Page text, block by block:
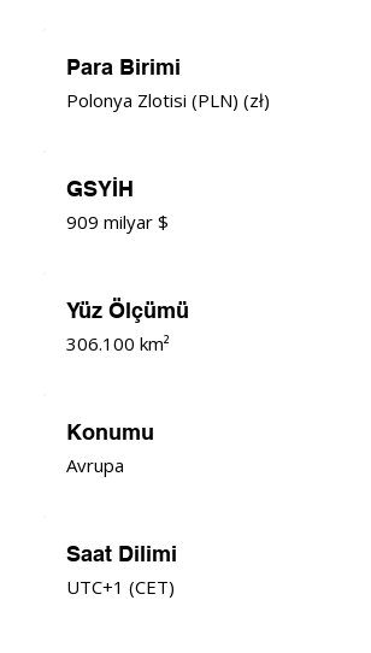
Saat Dilimi
UTC+1 (CET)
Konumu
Avrupa
Yüz Ölçümü
306.100 km²
GSYİH
909 milyar $
Para Birimi
Polonya Zlotisi (PLN) (zł)